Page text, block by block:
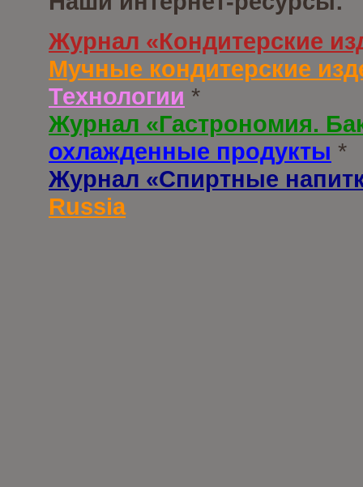
Журнал «Кондитерские
Мучные кондитерские
Технологии *
Журнал «Гастрономия.
охлажденные продукты *
Журнал «Спиртные
Russia